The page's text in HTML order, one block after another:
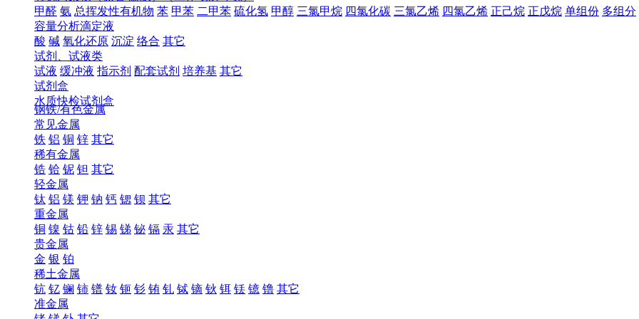
甲醛 氨 总挥发性有机物 苯 甲苯 二甲苯 硫化氢 甲醇 三氯甲烷 四氯化碳 三氯乙烯 四氯乙烯 正己烷 正戊烷 单组份 多组分
容量分析滴定液
酸 碱 氧化还原 沉淀 络合 其它
试剂、试液类
试液 缓冲液 指示剂 配套试剂 培养基 其它
试剂盒
水质快检试剂盒
钢铁/有色金属
常见金属
铁 铝 铜 锌 其它
稀有金属
锆 铪 铌 钽 其它
轻金属
钛 铝 镁 钾 钠 钙 锶 钡 其它
重金属
铜 镍 钴 铅 锌 锡 锑 铋 镉 汞 其它
贵金属
金 银 铂
稀土金属
钪 钇 镧 铈 镨 钕 钷 钐 铕 钆 铽 镝 钬 铒 铥 镱 镥 其它
准金属